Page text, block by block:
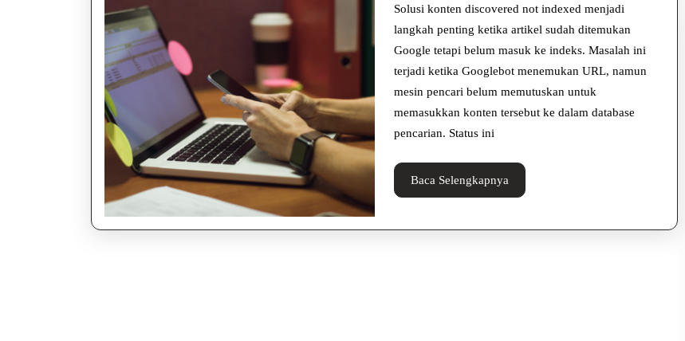
Indexed
di
Google
Solusi konten discovered not indexed menjadi
langkah penting ketika artikel sudah ditemukan
Google tetapi belum masuk ke indeks. Masalah ini
terjadi ketika Googlebot menemukan URL, namun
mesin pencari belum memutuskan untuk
memasukkan konten tersebut ke dalam database
pencarian. Status ini
Baca Selengkapnya
Selengkapnya